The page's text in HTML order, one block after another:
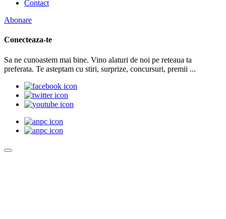
Contact
Abonare
Conecteaza-te
Sa ne cunoastem mai bine. Vino alaturi de noi pe reteaua ta
preferata. Te asteptam cu stiri, surprize, concursuri, premii ...